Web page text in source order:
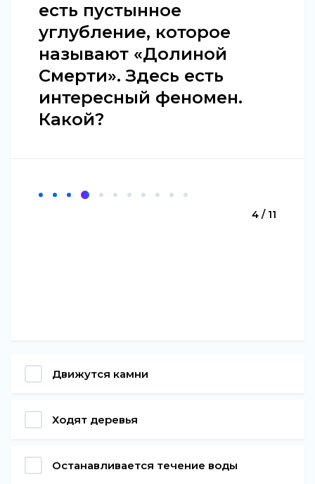
есть пустынное
углубление, которое
называют «Долиной
Смерти». Здесь есть
интересный феномен.
Какой?
4 / 11
Движутся камни
Ходят деревья
Останавливается течение воды